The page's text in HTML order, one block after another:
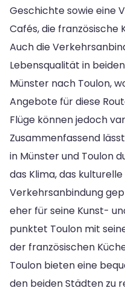
Geschichte sowie eine
Cafés, die französische
Auch die
Lebensqualität in
Münster nach Toulon,
Angebote für diese
Flüge können jedoch
Zusammenfassend
in Münster und Toulon
das Klima, das
Verkehrsanbindung
eher für seine Kunst-
punktet Toulon mit
der französischen
Toulon bieten eine
den beiden Städten zu